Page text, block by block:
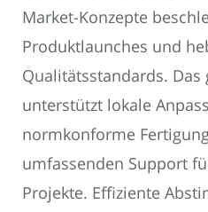
Market-Konzepte
Produktlaunches und
Qualitätsstandards. Das
unterstützt lokale
normkonforme
umfassenden Support
Projekte. Effiziente